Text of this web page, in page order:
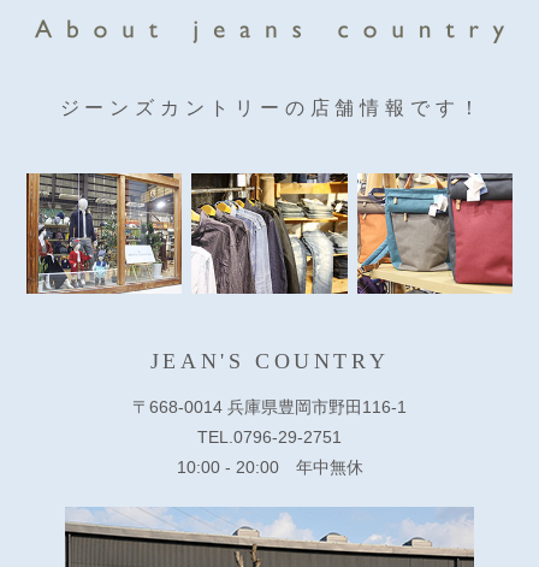
ジーンズカントリーの店舗情報です！
JEAN'S COUNTRY
〒668-0014 兵庫県豊岡市野田116-1
TEL.0796-29-2751
10:00 - 20:00 年中無休